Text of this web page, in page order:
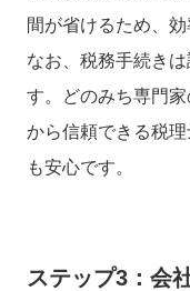
間が省けるため、
なお、税務手続き
す。どのみち専門
から信頼できる税
も安心です。
ステップ3：会